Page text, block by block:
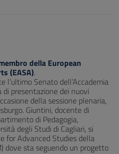
della European
(EASA).
l’ultimo Senato dell’Accademia
di presentazione dei nuovi
della sessione plenaria,
Giuntini, docente di
di Pedagogia,
degli Studi di Cagliari, si
for Advanced Studies della
dove sta seguendo un progetto